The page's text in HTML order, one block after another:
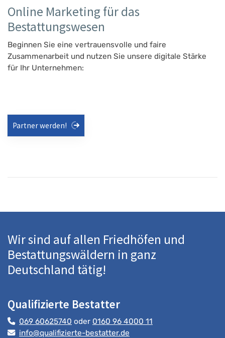
Online Marketing für das
Bestattungswesen
Beginnen Sie eine vertrauensvolle und faire
Zusammenarbeit und nutzen Sie unsere digitale Stärke
für Ihr Unternehmen:
Partner werden!
Wir sind auf allen Friedhöfen und
Bestattungswäldern in ganz
Deutschland tätig!
Qualifizierte Bestatter
069 60625740 oder 0160 96 4000 11
info@qualifizierte-bestatter.de